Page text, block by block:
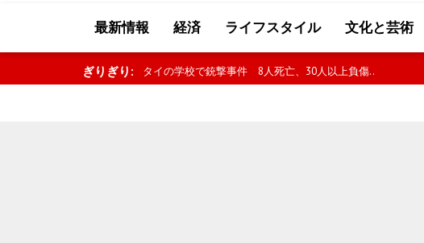
最新情報 経済 ライフスタイル 文化と芸術
ぎりぎり: タイの学校で銃撃事件 8人死亡、30人以上負傷..